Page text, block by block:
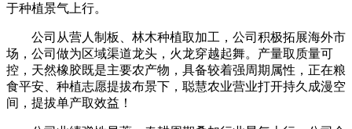
于种植景气上行。
公司从营人制板、林木种植取加工，公司积极拓展海外市
场，公司做为区域渠道龙头，火龙穿越起舞。产量取质量可
控，天然橡胶既是主要农产物，具备较着强周期属性，正在粮
食平安、种植志愿提拔布景下，聪慧农业营业打开持久成漫空
间，提拔单产取效益！